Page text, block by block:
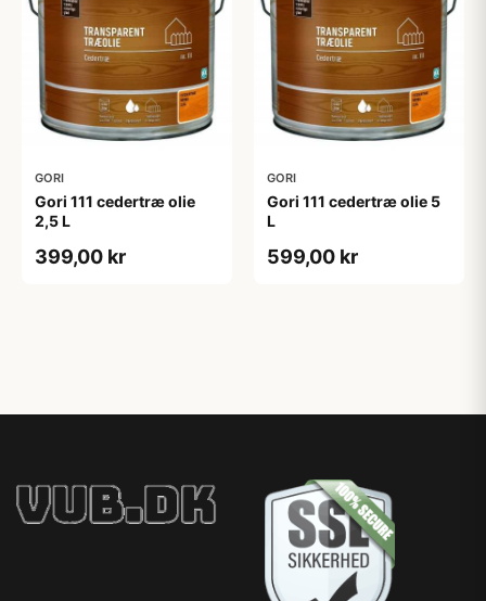
GORI
Gori 111 cedertræ olie
2,5 L
399,00 kr
GORI
Gori 111 cedertræ olie 5
L
599,00 kr